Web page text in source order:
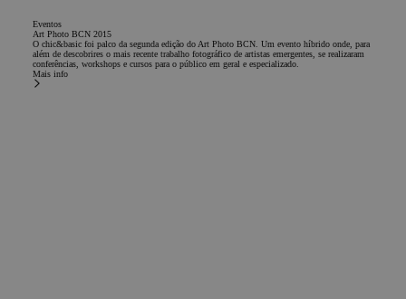
Eventos
Art Photo BCN 2015
O chic&basic foi palco da segunda edição do Art Photo BCN. Um evento híbrido onde, para
além de descobrires o mais recente trabalho fotográfico de artistas emergentes, se realizaram
conferências, workshops e cursos para o público em geral e especializado.
Mais info